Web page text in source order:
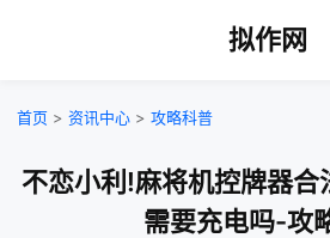
拟作网
首页 > 资讯中心 > 攻略科普
不恋小利!麻将机控牌器合
需要充电吗-攻